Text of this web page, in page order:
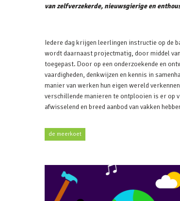
van zelfverzekerde, nieuwsgierige en
Iedere dag krijgen leerlingen instructie op de
wordt daarnaast projectmatig, door middel
toegepast. Door op een onderzoekende en
vaardigheden, denkwijzen en kennis in
manier van werken hun eigen wereld
verschillende manieren te ontplooien is er op
afwisselend en breed aanbod van vakken
de meerkoet